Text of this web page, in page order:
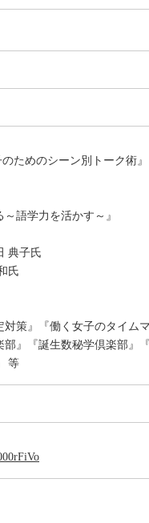
ためのシーン別トーク術』
語学力を活かす～』
典子氏
氏
対策』『働く女子のタイ
』『誕生数秘学倶楽部』
等